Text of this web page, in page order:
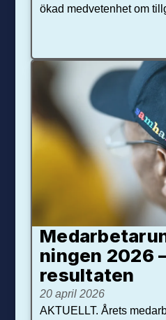
ökad medvetenhet om
ningen 2026
resultaten
20 april 2026
AKTUELLT. Årets